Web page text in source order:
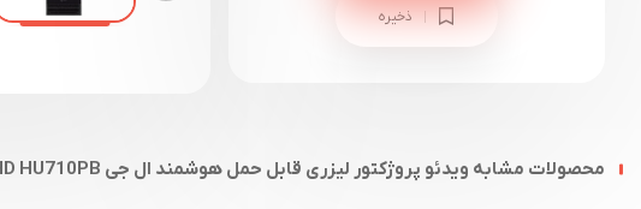
ذخیره
محصولات مشابه ویدئو پروژکتور لیزری قابل حمل هوشمند ال جی LG CineBeam Q 4K UHD HU710PB